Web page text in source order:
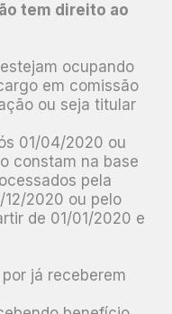
tem direito ao
ocupando
em comissão
ou seja titular
01/04/2020 ou
constam na base
pela
12/2020 ou pelo
de 01/01/2020 e
já receberem